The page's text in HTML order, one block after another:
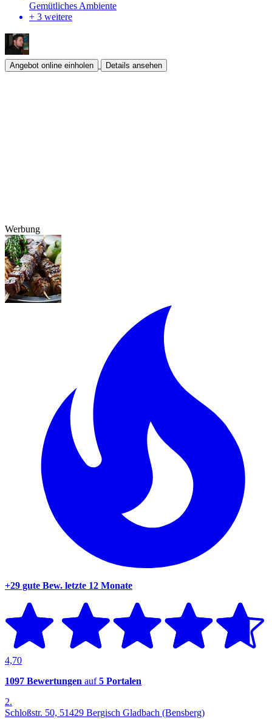
Gemütliches Ambiente
+ 3 weitere
Angebot online einholen Details ansehen
Werbung
+29 gute Bew. letzte 12 Monate
4,70
1097 Bewertungen auf5 Portalen
2.
Schloßstr. 50, 51429 Bergisch Gladbach (Bensberg)